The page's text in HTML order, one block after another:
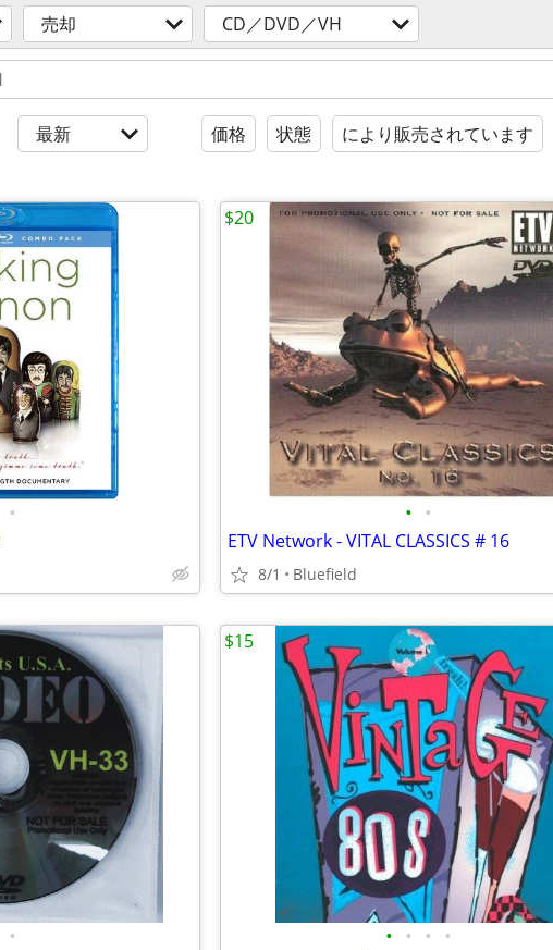
売却 CD／DVD／VH
最新 価格 状態 により販売されています
• • •
ETV Network - VITAL CLASSICS # 16
8/1 Bluefield
$20
• • • • •
$15